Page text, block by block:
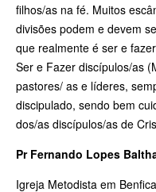
filhos/as na fé. Muitos
divisões podem e devem
que realmente é ser e
Ser e Fazer discípulos/as
pastores/ as e líderes,
discipulado, sendo bem
dos/as discípulos/as de
Pr Fernando Lopes
Igreja Metodista em